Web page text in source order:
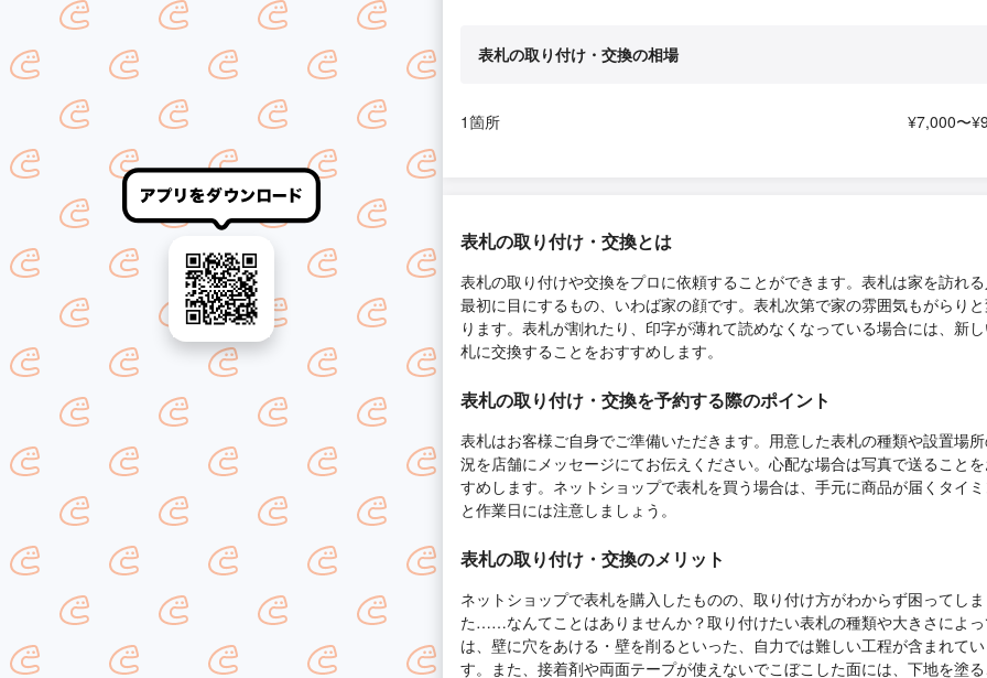
表札の取り付け・交換の相場
1箇所 ¥7,000〜
表札の取り付け・交換とは
表札の取り付けや交換をプロに依頼することができます。表札は家を訪れ
最初に目にするもの、いわば家の顔です。表札次第で家の雰囲気もがらり
ります。表札が割れたり、印字が薄れて読めなくなっている場合には、新
札に交換することをおすすめします。
表札の取り付け・交換を予約する際のポイント
表札はお客様ご自身でご準備いただきます。用意した表札の種類や設置場
況を店舗にメッセージにてお伝えください。心配な場合は写真で送ること
すめします。ネットショップで表札を買う場合は、手元に商品が届くタイ
と作業日には注意しましょう。
表札の取り付け・交換のメリット
ネットショップで表札を購入したものの、取り付け方がわからず困ってし
た……なんてことはありませんか？取り付けたい表札の種類や大きさによ
は、壁に穴をあける・壁を削るといった、自力では難しい工程が含まれて
す。また、接着剤や両面テープが使えないでこぼこした面には、下地を塗